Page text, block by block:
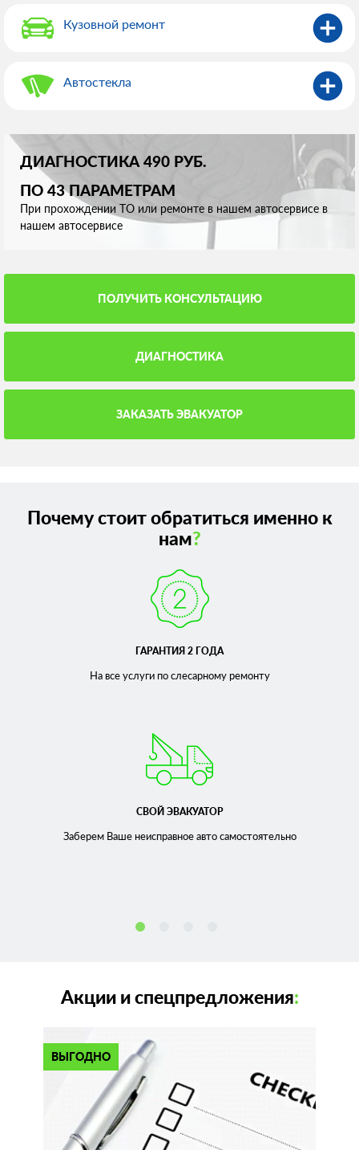
Кузовной ремонт
Автостекла
ДИАГНОСТИКА 490 РУБ.
ПО 43 ПАРАМЕТРАМ
При прохождении ТО или ремонте в нашем автосервисе в
нашем автосервисе
ПОЛУЧИТЬ КОНСУЛЬТАЦИЮ
ДИАГНОСТИКА
ЗАКАЗАТЬ ЭВАКУАТОР
Почему стоит обратиться именно к
нам?
ГАРАНТИЯ 2 ГОДА
На все услуги по слесарномуремонту
СВОЙ ЭВАКУАТОР
Заберем Ваше неисправноеавто самостоятельно
Акции и спецпредложения:
ВЫГОДНО